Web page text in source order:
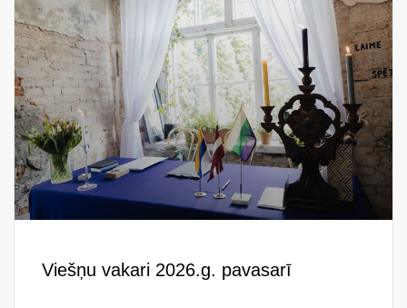
Viešņu vakari 2026.g. pavasarī